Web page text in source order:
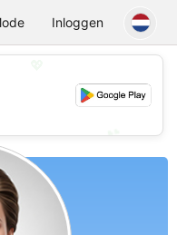
Inloggen